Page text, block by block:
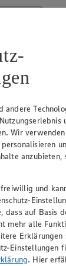
Berlin
10967 Berlin
anzeigen
anzeigen
andere
Wir
anzubieten,
und
dass auf Basis
mehr alle
Erklärungen
Einstellungen
. Hier